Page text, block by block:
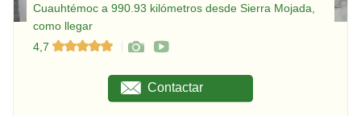
Cuauhtémoc a 990.93 kilómetros desde Sierra Mojada,
como llegar
4,7
Contactar